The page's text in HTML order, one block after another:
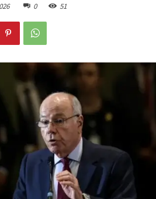
0 51